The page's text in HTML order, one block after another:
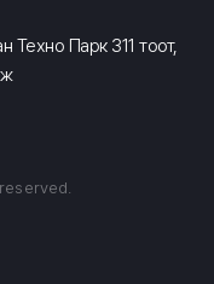
Техно Парк 311 тоот,